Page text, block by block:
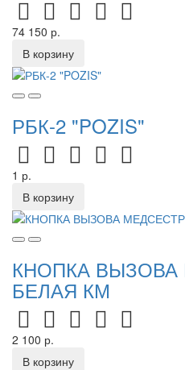
74 150 р.
В корзину
РБК-2 "POZIS"
1 р.
В корзину
КНОПКА
БЕЛАЯ КМ
2 100 р.
В корзину